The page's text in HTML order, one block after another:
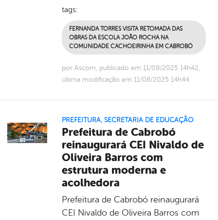
tags:
FERNANDA TORRES VISITA RETOMADA DAS
OBRAS DA ESCOLA JOÃO ROCHA NA
COMUNIDADE CACHOEIRINHA EM CABROBÓ
por Ascom, publicado em 11/08/2025 14h42,
última modificação em 11/08/2025 14h44
PREFEITURA, SECRETARIA DE EDUCAÇÃO
Prefeitura de Cabrobó
reinaugurará CEI Nivaldo de
Oliveira Barros com
estrutura moderna e
acolhedora
Prefeitura de Cabrobó reinaugurará
CEI Nivaldo de Oliveira Barros com